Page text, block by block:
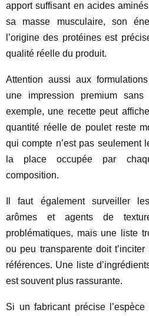
apport suffisant en acides
sa masse musculaire, son
l’origine des protéines est
qualité réelle du produit.
Attention aussi aux
une impression premium
exemple, une recette peut
quantité réelle de poulet reste
qui compte n’est pas seulement
la place occupée par
composition.
Il faut également surveiller
arômes et agents de
problématiques, mais une liste
ou peu transparente doit
références. Une liste
est souvent plus rassurante.
Si un fabricant précise